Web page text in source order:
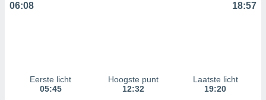
06:08 18:57
Eerste licht
05:45
Hoogste punt
12:32
Laatste licht
19:20